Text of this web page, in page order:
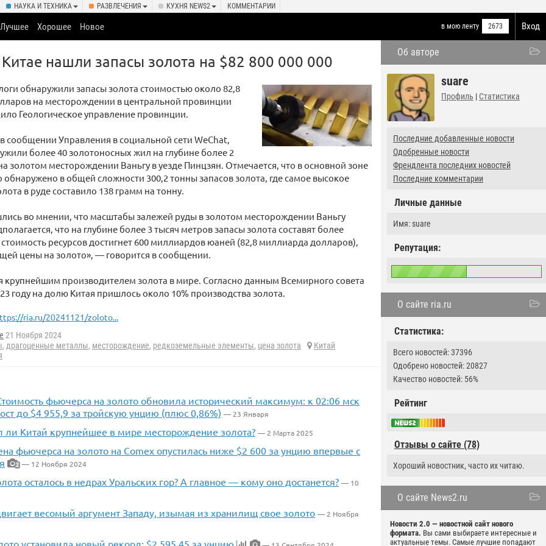
НАУКА И ТЕХНИКА РАЗВЛЕЧЕНИЯ КУХНЯ NEWS2 КОММЕНТАРИИ
Вход
в мою ленту 2673
Лучшее Хорошее Новое
Об авторе
suare
Профиль | Статистика
Последние добавленные новости
Одобренные новости
Френдлента последних новостей
Последние комментарии
Личные данные
Имя: suare
Репутация:
О сайте ria.ru
Статистика:
Всего новостей: 37396
Одобрено новостей: 20827
Качество новостей: 56%
Рейтинг
Отзывы о сайте (78)
Хороший новостник, часто их читаю.
О сайте News2.ru
Новости 2.0 — новостной сайт нового
формата. Вы сами выбираете интересные и
актуальные темы. Самые лучшие попадают
нашли запасы золота на $82 800 000 000
обнаружили запасы золота стоимостью около 82,8
на месторождении в центральной провинции
Геологическое управление провинции.
сообщении Управления в социальной сети WeChat,
более 40 золотоносных жил на глубине более 2
золотом месторождении Ваньгу в уезде Пинцзян. Отмечается, что в основной зоне
в общей сложности 300,2 тонны запасов золота, где самое высокое
в руде составило 138 грамм на тонну.
во мнении, что масштабы залежей руды в золотом месторождении Ваньгу
что на глубине более 3 тысяч метров запасы золота составят более
ресурсов достигнет 600 миллиардов юаней (82,8 миллиарда долларов),
цены на золото», — говорится в сообщении.
крупнейшим производителем золота в мире. Согласно данным Всемирного совета
году на долю Китая пришлось около 10% производства золота.
ria.ru/20241121/zoloto...
21 Ноября 2024
, драгоценные металлы, месторождение, редкоземельные элементы, цена золота
Китай
фьючерса на золото обновила исторический максимум: к 02:06 мск
до $4 955,9 за тройскую унцию (плюс 0,86%) — 23 Января
Китай крупнейшее в мире месторождение золота? — 2 Марта 2025
фьючерса на золото на Comex опустилась ниже $2 600 за унцию впервые с
2 — 12 Ноября 2024
осталось в недрах Уральских гор? А главное — кому оно достанется? — 10
весомый аргумент Западу, изымая из хранилищ свое золото — 2 Ноября